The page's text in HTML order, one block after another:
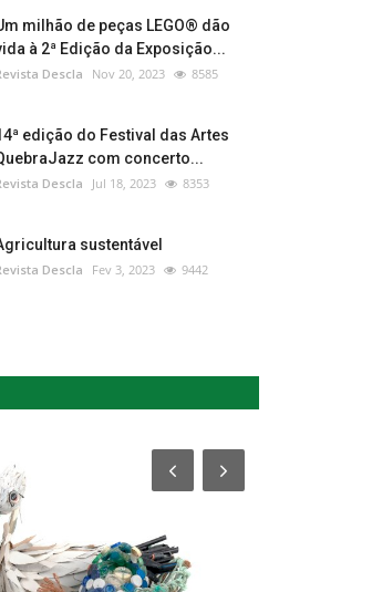
milhão de peças LEGO® dão
à 2ª Edição da Exposição...
Descla Nov 20, 2023 8585
edição do Festival das Artes
com concerto...
Descla Jul 18, 2023 8353
sustentável
Descla Fev 3, 2023 9442